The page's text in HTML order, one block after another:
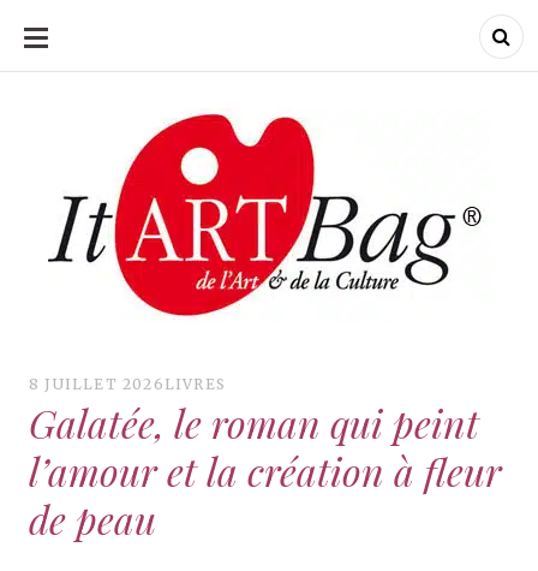
ALLER
CONTENU
ItArtBag
ItArtBag
8 JUILLET 2026 LIVRES
Galatée, le roman qui peint
l’amour et la création à fleur
de peau